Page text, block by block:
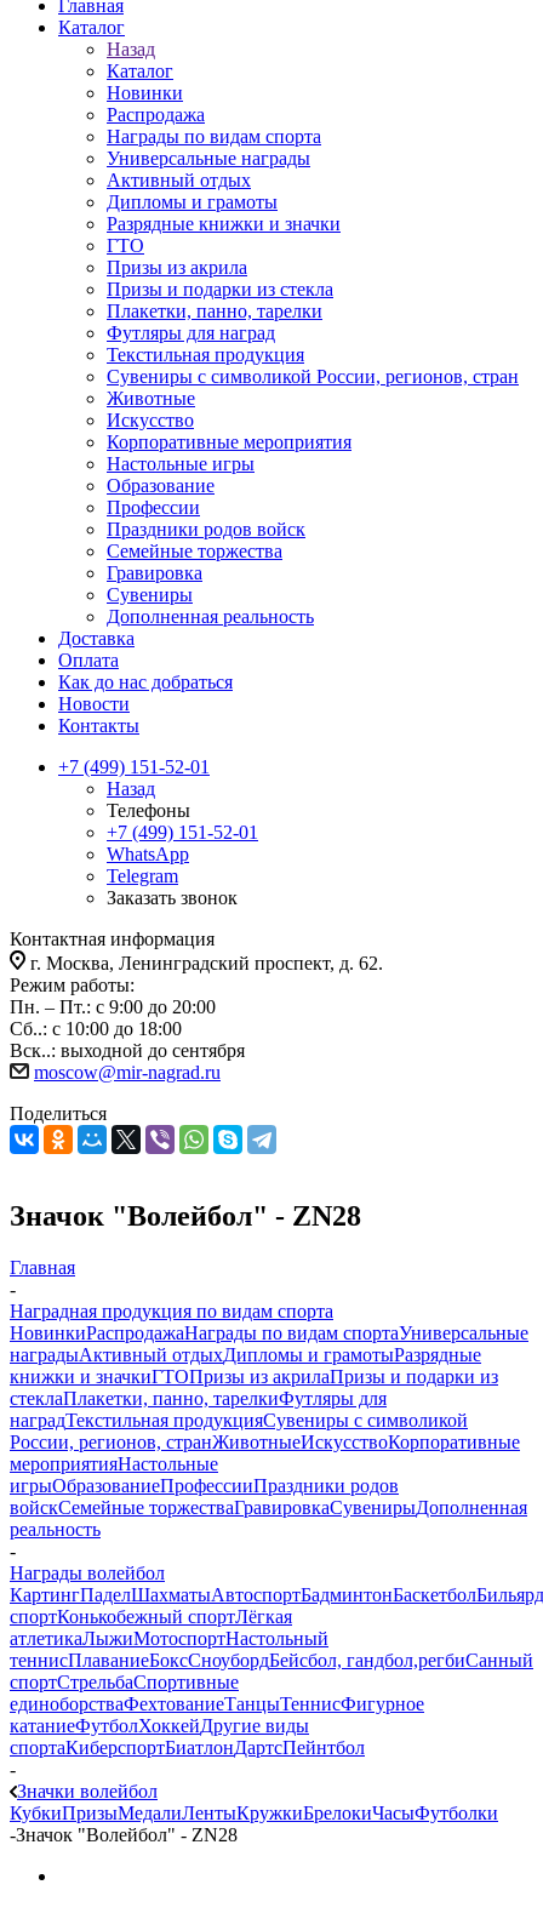
Главная
Каталог
Назад
Каталог
Новинки
Распродажа
Награды по видам спорта
Универсальные награды
Активный отдых
Дипломы и грамоты
Разрядные книжки и значки
ГТО
Призы из акрила
Призы и подарки из стекла
Плакетки, панно, тарелки
Футляры для наград
Текстильная продукция
Сувениры с символикой России, регионов, стран
Животные
Искусство
Корпоративные мероприятия
Настольные игры
Образование
Профессии
Праздники родов войск
Семейные торжества
Гравировка
Сувениры
Дополненная реальность
Доставка
Оплата
Как до нас добраться
Новости
Контакты
+7 (499) 151-52-01
Назад
Телефоны
+7 (499) 151-52-01
WhatsApp
Telegram
Заказать звонок
Контактная информация
г. Москва, Ленинградский проспект, д. 62.
Режим работы:
Пн. – Пт.: с 9:00 до 20:00
Сб..: с 10:00 до 18:00
Вск..: выходной до сентября
moscow@mir-nagrad.ru
Поделиться
Значок "Волейбол" - ZN28
Главная
-
Наградная продукция по видам спорта
НовинкиРаспродажаНаграды по видам спортаУниверсальные
наградыАктивный отдыхДипломы и грамотыРазрядные
книжки и значкиГТОПризы из акрилаПризы и подарки из
стеклаПлакетки, панно, тарелкиФутляры для
наградТекстильная продукцияСувениры с символикой
России, регионов, странЖивотныеИскусствоКорпоративные
мероприятияНастольные
игрыОбразованиеПрофессииПраздники родов
войскСемейные торжестваГравировкаСувенирыДополненная
реальность
-
Награды волейбол
КартингПаделШахматыАвтоспортБадминтонБаскетболБильярд
спортКонькобежный спортЛёгкая
атлетикаЛыжиМотоспортНастольный
теннисПлаваниеБоксСноубордБейсбол, гандбол,регбиСанный
спортСтрельбаСпортивные
единоборстваФехтованиеТанцыТеннисФигурное
катаниеФутболХоккейДругие виды
спортаКиберспортБиатлонДартсПейнтбол
-
Значки волейбол
КубкиПризыМедалиЛентыКружкиБрелокиЧасыФутболки
-Значок "Волейбол" - ZN28